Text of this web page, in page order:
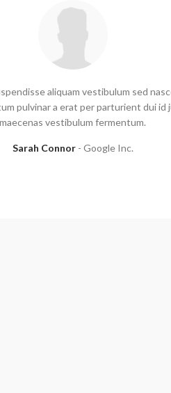
aliquam vestibulum sed
pulvinar a erat per parturient dui id
maecenas vestibulum fermentum.
Sarah Connor Google Inc.